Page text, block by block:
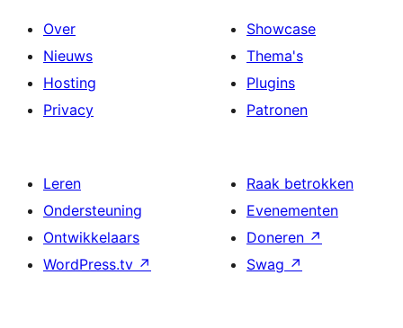
Over
Nieuws
Hosting
Privacy
Showcase
Thema's
Plugins
Patronen
Leren
Ondersteuning
Ontwikkelaars
WordPress.tv ↗
Raak betrokken
Evenementen
Doneren ↗
Swag ↗